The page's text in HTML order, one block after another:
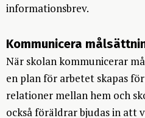
informationsbrev.
Kommunicera
När skolan kommunicerar
en plan för arbetet skapas
relationer mellan hem och
också föräldrar bjudas in att